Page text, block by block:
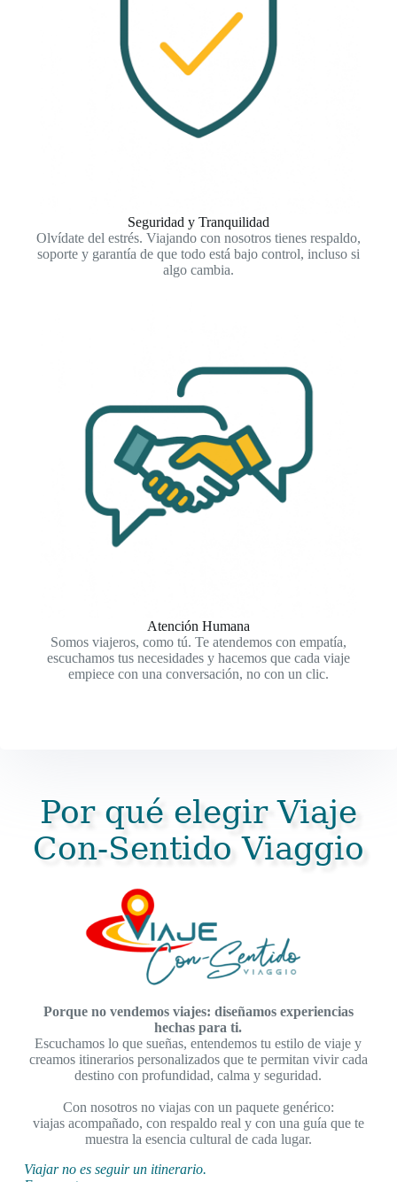
Seguridad y Tranquilidad
Olvídate del estrés. Viajando con nosotros tienes respaldo,
soporte y garantía de que todo está bajo control, incluso si
algo cambia.
Atención Humana
Somos viajeros, como tú. Te atendemos con empatía,
escuchamos tus necesidades y hacemos que cada viaje
empiece con una conversación, no con un clic.
Por qué elegir Viaje
Con-Sentido Viaggio
Porque no vendemos viajes: diseñamos experiencias
hechas para ti.
Escuchamos lo que sueñas, entendemos tu estilo de viaje y
creamos itinerarios personalizados que te permitan vivir cada
destino con profundidad, calma y seguridad.
Con nosotros no viajas con un paquete genérico:
viajas acompañado, con respaldo real y con una guía que te
muestra la esencia cultural de cada lugar.
Viajar no es seguir un itinerario.